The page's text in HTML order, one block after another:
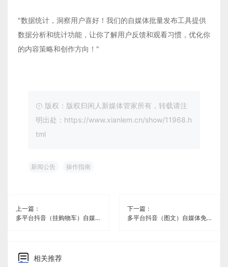
"数据统计，洞察用户喜好！我们的自媒体批量发布工具提供
数据分析和统计功能，让你了解用户反馈和观看习惯，优化你
的内容策略和创作方向！"
版权：版权归闲人新媒体管家所有，转载请注
明出处：https://www.xianlem.cn/show/11968.h
tml
新闻公告 操作指南
上一篇：
多平台抖音（挂购物车）自媒体免费软件《闲人新媒体管家》
下一篇：
多平台抖音（图文）自媒体免费软件《闲人新媒体管家》
相关推荐